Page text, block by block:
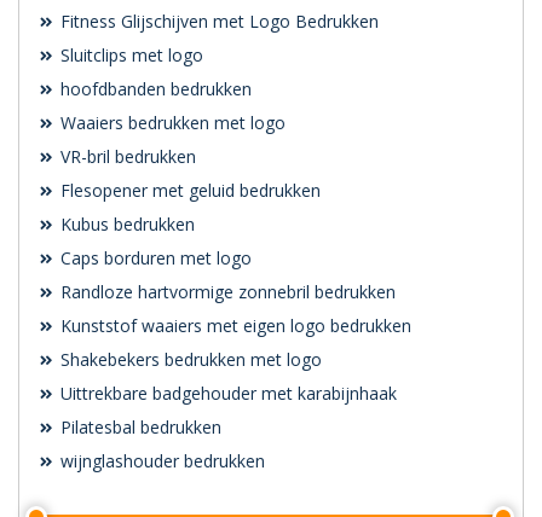
Fitness Glijschijven met Logo Bedrukken
Sluitclips met logo
hoofdbanden bedrukken
Waaiers bedrukken met logo
VR-bril bedrukken
Flesopener met geluid bedrukken
Kubus bedrukken
Caps borduren met logo
Randloze hartvormige zonnebril bedrukken
Kunststof waaiers met eigen logo bedrukken
Shakebekers bedrukken met logo
Uittrekbare badgehouder met karabijnhaak
Pilatesbal bedrukken
wijnglashouder bedrukken